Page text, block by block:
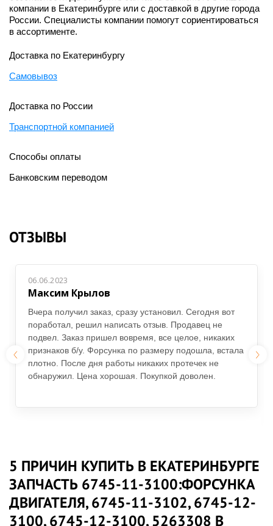
компании в Екатеринбурге или с доставкой в другие города
России. Специалисты компании помогут сориентироваться
в ассортименте.
Доставка по Екатеринбургу
Самовывоз
Доставка по России
Транспортной компанией
Способы оплаты
Банковским переводом
ОТЗЫВЫ
06.06.2023
Максим Крылов
Вчера получил заказ, сразу установил. Сегодня вот
поработал, решил написать отзыв. Продавец не
подвел. Заказ пришел вовремя, все целое, никаких
признаков б/у. Форсунка по размеру подошла, встала
плотно. После дня работы никаких протечек не
обнаружил. Цена хорошая. Покупкой доволен.
5 ПРИЧИН КУПИТЬ В ЕКАТЕРИНБУРГЕ
ЗАПЧАСТЬ 6745-11-3100:ФОРСУНКА
ДВИГАТЕЛЯ, 6745-11-3102, 6745-12-
3100, 6745-12-3100, 5263308 В